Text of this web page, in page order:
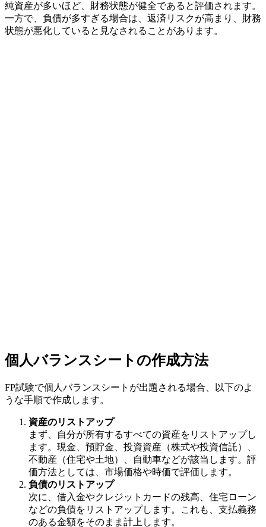
純資産が多いほど、財務状態が健全であると評価されます。
一方で、負債が多すぎる場合は、返済リスクが高まり、財務
状態が悪化していると見なされることがあります。
個人バランスシートの作成方法
FP試験で個人バランスシートが出題される場合、以下のよ
うな手順で作成します。
資産のリストアップ
まず、自分が所有するすべての資産をリストアップし
ます。現金、預貯金、投資資産（株式や投資信託）、
不動産（住宅や土地）、自動車などが該当します。評
価方法としては、市場価格や時価で評価します。
負債のリストアップ
次に、借入金やクレジットカードの残高、住宅ローン
などの負債をリストアップします。これも、支払義務
のある金額をそのまま計上します。